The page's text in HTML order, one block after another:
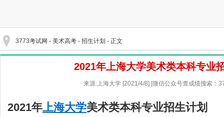
3773考试网 - 美术高考 - 招生计划 - 正文
2021年上海大学美术类本科专业
来源:上海大学 [2021/4/8] [微信公众号查成绩搜索：
2021年上海大学美术类本科专业招生计划